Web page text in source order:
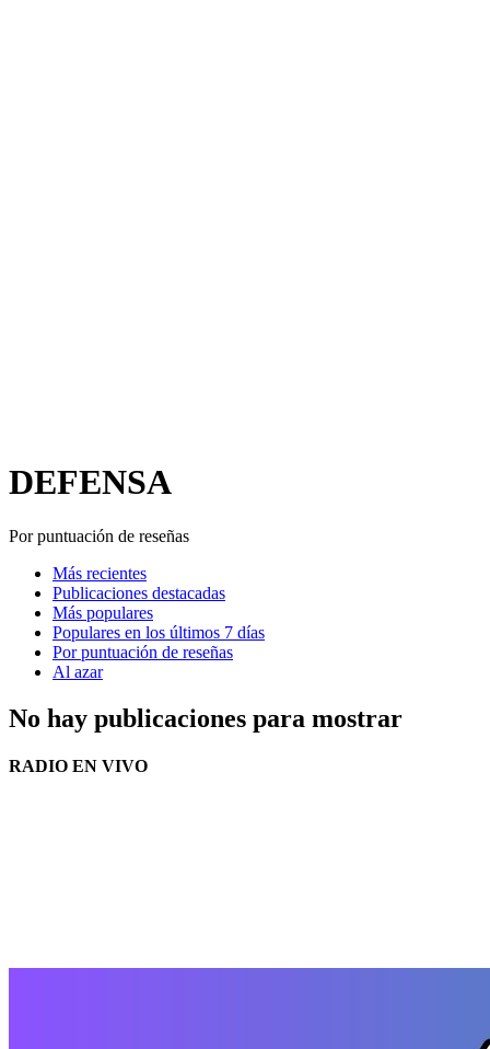
DEFENSA
Por puntuación de reseñas
Más recientes
Publicaciones destacadas
Más populares
Populares en los últimos 7 días
Por puntuación de reseñas
Al azar
No hay publicaciones para mostrar
RADIO EN VIVO